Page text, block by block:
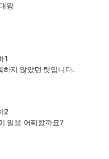
왕
1
지 않았던 탓입니다.
2
일을 어찌할까요?